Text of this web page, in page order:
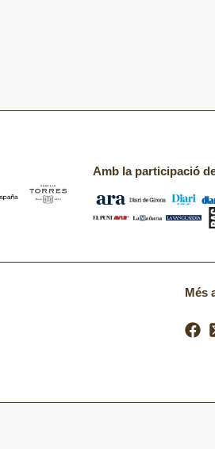
Amb la participació
Més